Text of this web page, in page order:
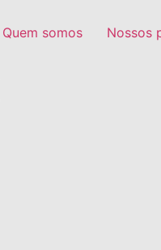
Quem somos Nossos